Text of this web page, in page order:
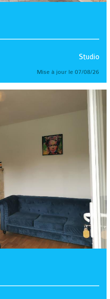
Studio
Mise à jour le 07/08/26